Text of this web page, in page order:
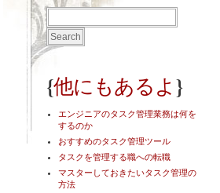
{他にもあるよ }
エンジニアのタスク管理業務は何を
するのか
おすすめのタスク管理ツール
タスクを管理する職への転職
マスターしておきたいタスク管理の
方法